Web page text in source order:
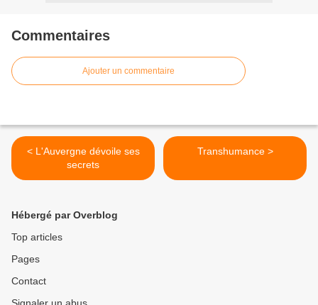
Commentaires
Ajouter un commentaire
< L'Auvergne dévoile ses
secrets
Transhumance >
Hébergé par Overblog
Top articles
Pages
Contact